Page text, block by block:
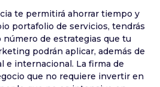
te permitirá ahorrar tiempo y
portafolio de servicios, tendrás
de estrategias que tu
podrán aplicar, además de
e internacional. La firma de
que no requiere invertir en